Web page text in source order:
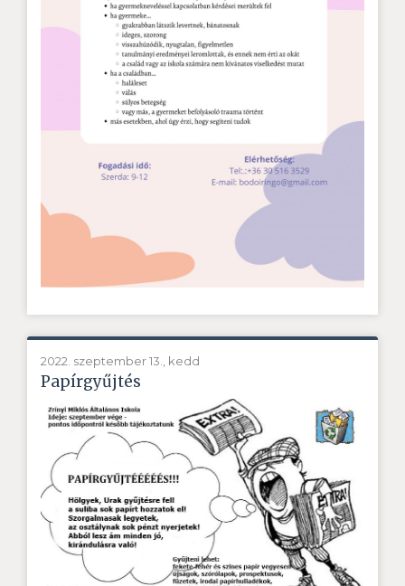
2022. szeptember 13., kedd
Papírgyűjtés